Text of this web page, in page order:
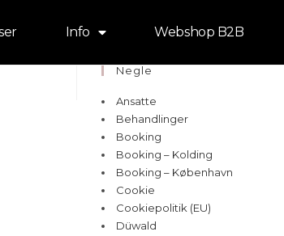
Info Webshop B2B
Negle
Ansatte
Behandlinger
Booking
Booking – Kolding
Booking – København
Cookie
Cookiepolitik (EU)
Düwald